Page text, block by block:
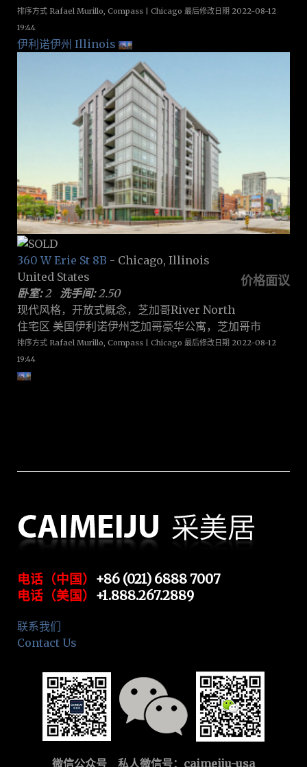
排序方式 Rafael Murillo, Compass | Chicago 最后修改日期 2022-08-12
19:44
伊利诺伊州 Illinois
价格面议
360 W Erie St 8B - Chicago, Illinois
United States
卧室:2 洗手间:2.50
现代风格，开放式概念，芝加哥River North
住宅区 美国伊利诺伊州芝加哥豪华公寓，芝加哥市
排序方式 Rafael Murillo, Compass | Chicago 最后修改日期 2022-08-12
19:44
电话（中国） +86 (021) 6888 7007
电话（美国） +1.888.267.2889
联系我们
Contact Us
微信公众号 私人微信号： caimeiju-usa